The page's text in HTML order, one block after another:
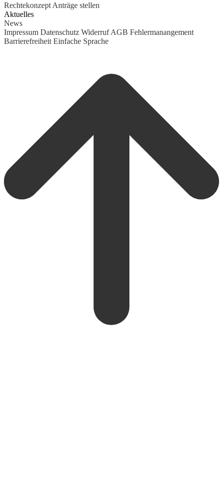
Rechtekonzept Anträge stellen
Aktuelles
News
Impressum Datenschutz Widerruf AGB Fehlermanangement
Barrierefreiheit Einfache Sprache